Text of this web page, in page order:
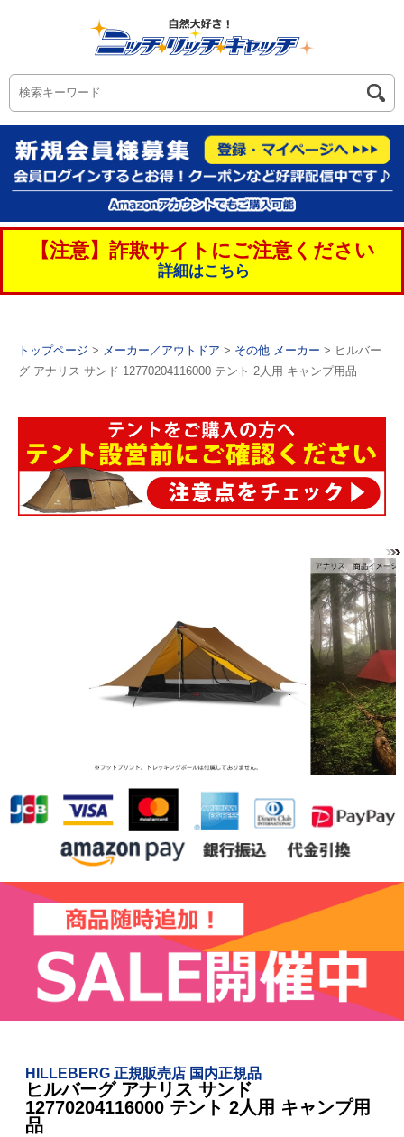
【注意】詐欺サイトにご注意ください
詳細はこちら
トップページ > メーカー／アウトドア > その他 メーカー > ヒルバー
グ アナリス サンド 12770204116000 テント 2人用 キャンプ用品
HILLEBERG 正規販売店 国内正規品
ヒルバーグ アナリス サンド
12770204116000 テント 2人用 キャンプ用
品